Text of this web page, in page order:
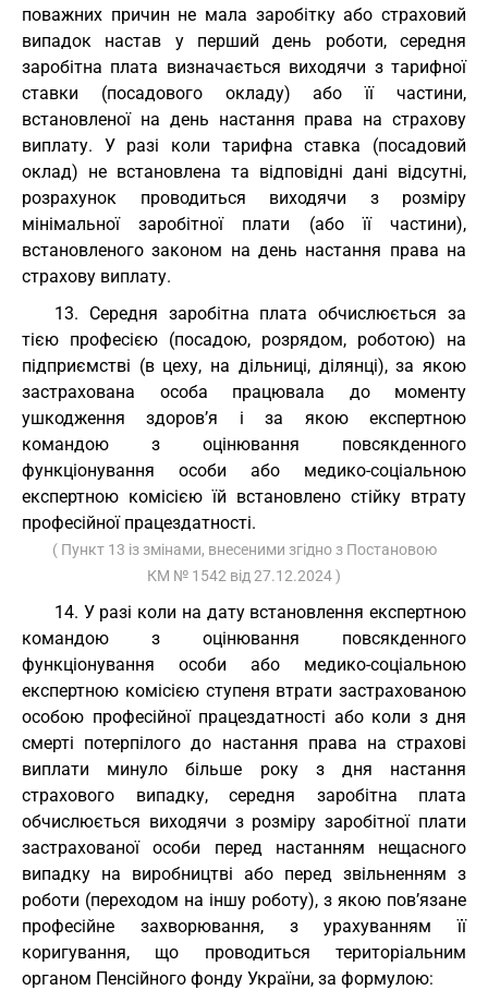
поважних причин не мала заробітку або страховий
випадок настав у перший день роботи, середня
заробітна плата визначається виходячи з тарифної
ставки (посадового окладу) або її частини,
встановленої на день настання права на страхову
виплату. У разі коли тарифна ставка (посадовий
оклад) не встановлена та відповідні дані відсутні,
розрахунок проводиться виходячи з розміру
мінімальної заробітної плати (або її частини),
встановленого законом на день настання права на
страхову виплату.
13. Середня заробітна плата обчислюється за
тією професією (посадою, розрядом, роботою) на
підприємстві (в цеху, на дільниці, ділянці), за якою
застрахована особа працювала до моменту
ушкодження здоров’я і за якою експертною
командою з оцінювання повсякденного
функціонування особи або медико-соціальною
експертною комісією їй встановлено стійку втрату
професійної працездатності.
( Пункт 13 із змінами, внесеними згідно з Постановою
КМ № 1542 від 27.12.2024)
14. У разі коли на дату встановлення експертною
командою з оцінювання повсякденного
функціонування особи або медико-соціальною
експертною комісією ступеня втрати застрахованою
особою професійної працездатності або коли з дня
смерті потерпілого до настання права на страхові
виплати минуло більше року з дня настання
страхового випадку, середня заробітна плата
обчислюється виходячи з розміру заробітної плати
застрахованої особи перед настанням нещасного
випадку на виробництві або перед звільненням з
роботи (переходом на іншу роботу), з якою пов’язане
професійне захворювання, з урахуванням її
коригування, що проводиться територіальним
органом Пенсійного фонду України, за формулою: